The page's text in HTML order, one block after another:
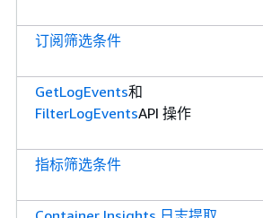
订阅筛选条件
GetLogEvents和
FilterLogEventsAPI 操作
指标筛选条件